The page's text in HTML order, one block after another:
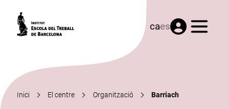
caes Menú
Inici El centre Organització Barriach